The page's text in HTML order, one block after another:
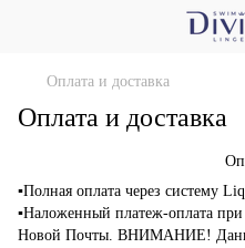
Оплата и доставка
Оплата и доставка
▪Полная оплата через систему
▪Наложенный платеж-оплата
Новой Почты. ВНИМАНИЕ!